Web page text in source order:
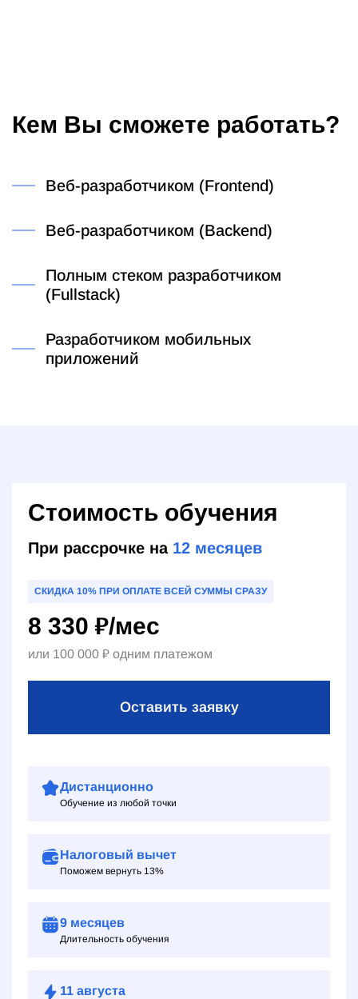
Кем Вы сможете работать?
Веб-разработчиком (Frontend)
Веб-разработчиком (Backend)
Полным стеком разработчиком
(Fullstack)
Разработчиком мобильных
приложений
Стоимость обучения
При рассрочке на 12 месяцев
СКИДКА 10% ПРИ ОПЛАТЕ ВСЕЙ СУММЫ СРАЗУ
8 330 ₽/мес
или 100 000 ₽ одним платежом
Оставить заявку
Дистанционно
Обучение из любой точки
Налоговый вычет
Поможем вернуть 13%
9 месяцев
Длительность обучения
11 августа